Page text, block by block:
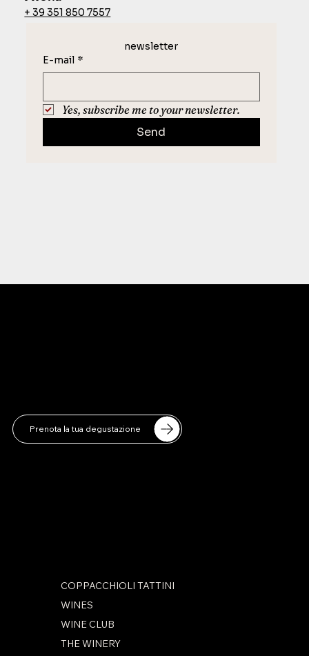
+ 39 351 850 7557
newsletter
E-mail *
Yes, subscribe me to your newsletter.
Send
Prenota la tua degustazione
COPPACCHIOLI TATTINI
WINES
WINE CLUB
THE WINERY